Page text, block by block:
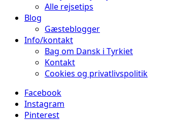
Alle rejsetips
Blog
Gæsteblogger
Info/kontakt
Bag om Dansk i Tyrkiet
Kontakt
Cookies og privatlivspolitik
Facebook
Instagram
Pinterest